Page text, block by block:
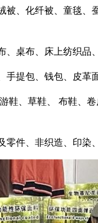
被、化纤被、童毯
、桌布、床上纺织品
手提包、钱包、皮革
游鞋、草鞋、 布鞋、
件、非织造、印染